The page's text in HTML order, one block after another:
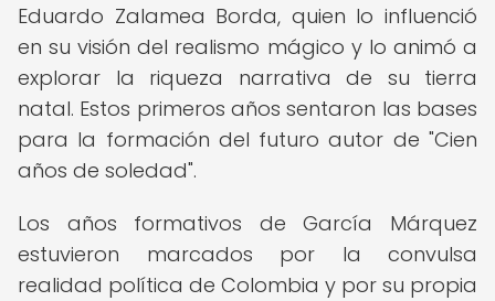
Eduardo Zalamea Borda, quien lo influenció
en su visión del realismo mágico y lo animó a
explorar la riqueza narrativa de su tierra
natal. Estos primeros años sentaron las bases
para la formación del futuro autor de "Cien
años de soledad".
Los años formativos de García Márquez
estuvieron marcados por la convulsa
realidad política de Colombia y por su propia